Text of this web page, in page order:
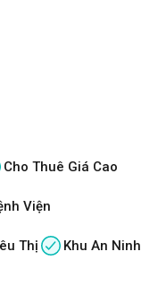
Cho Thuê Giá Cao
Viện
Thị Khu An Ninh